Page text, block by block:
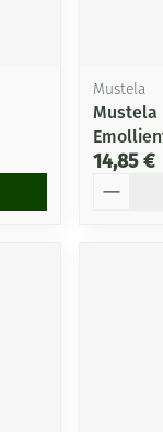
Mustela
Mustela
14,85 €